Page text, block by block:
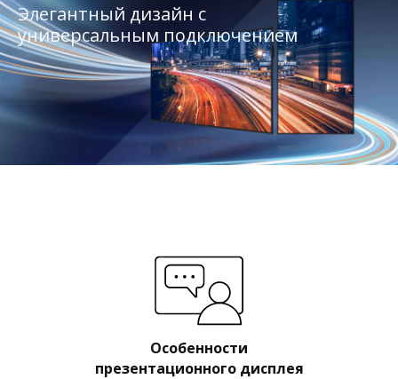
Элегантный дизайн с
универсальным подключением
Особенности
презентационного дисплея